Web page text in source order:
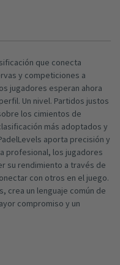
que conecta
y competiciones a
jugadores esperan ahora
Un nivel. Partidos justos
los cimientos de
más adoptados y
aporta precisión y
profesional, los jugadores
su rendimiento a través de
con otros en el juego.
crea un lenguaje común de
compromiso y un